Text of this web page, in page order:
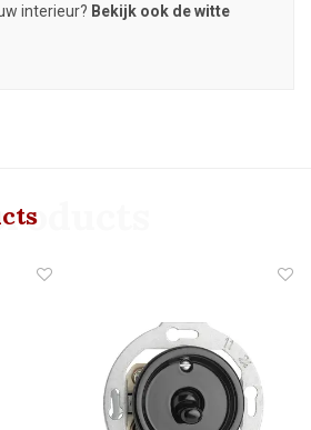
interieur? Bekijk ook de witte